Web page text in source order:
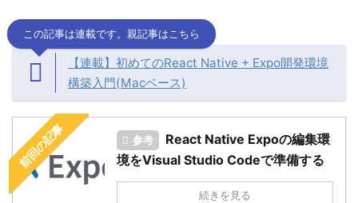
この記事は連載です。親記事はこちら
【連載】初めてのReact Native + Expo開発環境
構築入門(Macベース)
前回の記事 参考
React Native Expoの編集環
境をVisual Studio Codeで準備する
続きを見る